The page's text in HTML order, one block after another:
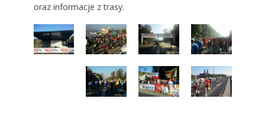
oraz informacje z trasy.